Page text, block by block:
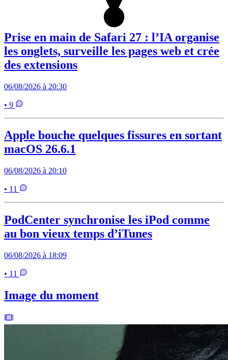
Prise en main de Safari 27 : l’IA organise
les onglets, surveille les pages web et crée
des extensions
06/08/2026 à 20:30
• 9
Apple bouche quelques fissures en sortant
macOS 26.6.1
06/08/2026 à 20:10
• 11
PodCenter synchronise les iPod comme
au bon vieux temps d’iTunes
06/08/2026 à 18:09
• 11
Image du moment